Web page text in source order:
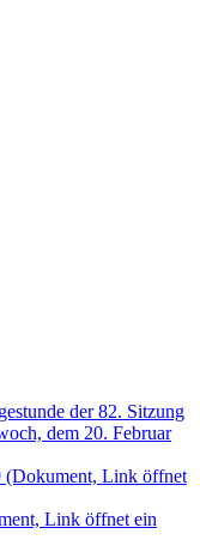
der 82. Sitzung
dem 20. Februar
(Dokument, Link öffnet
Link öffnet ein